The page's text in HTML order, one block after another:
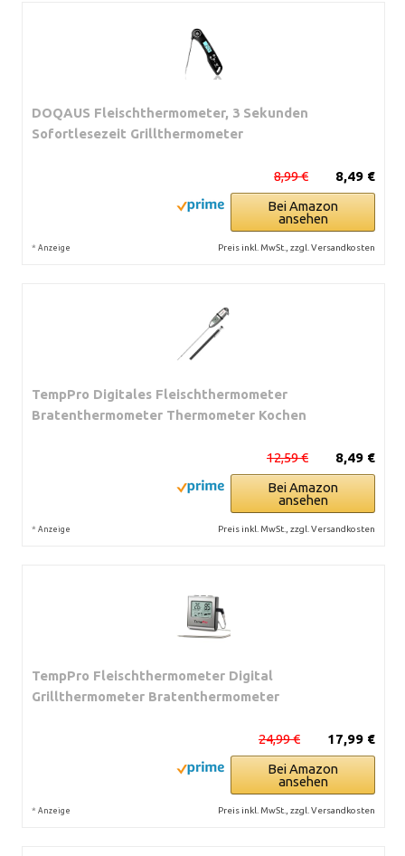
DOQAUS Fleischthermometer, 3 Sekunden
Sofortlesezeit Grillthermometer
8,49 €
8,99 €
Bei Amazon
ansehen
* Anzeige Preis inkl. MwSt., zzgl. Versandkosten
TempPro Digitales Fleischthermometer
Bratenthermometer Thermometer Kochen
8,49 €
12,59 €
Bei Amazon
ansehen
* Anzeige Preis inkl. MwSt., zzgl. Versandkosten
TempPro Fleischthermometer Digital
Grillthermometer Bratenthermometer
17,99 €
24,99 €
Bei Amazon
ansehen
* Anzeige Preis inkl. MwSt., zzgl. Versandkosten